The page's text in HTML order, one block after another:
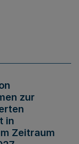
zur
in
Zeitraum